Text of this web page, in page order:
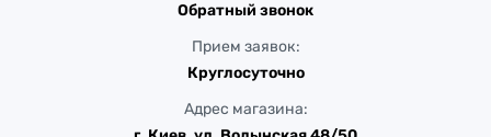
Обратный звонок
Прием заявок:
Круглосуточно
Адрес магазина: